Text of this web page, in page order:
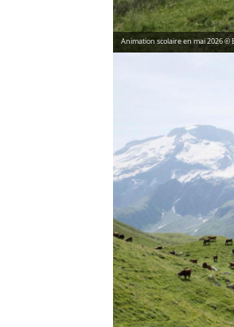
Animation scolaire en mai 2026 ©